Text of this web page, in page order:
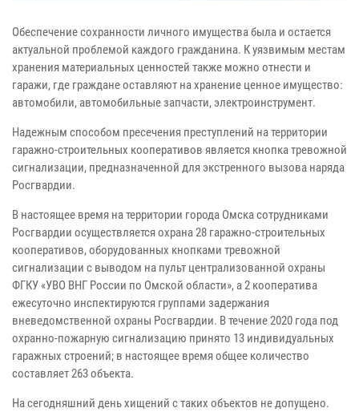
Обеспечение сохранности личного имущества была и остается
актуальной проблемой каждого гражданина. К уязвимым местам
хранения материальных ценностей также можно отнести и
гаражи, где граждане оставляют на хранение ценное имущество:
автомобили, автомобильные запчасти, электроинструмент.
Надежным способом пресечения преступлений на территории
гаражно-строительных кооперативов является кнопка тревожной
сигнализации, предназначенной для экстренного вызова наряда
Росгвардии.
В настоящее время на территории города Омска сотрудниками
Росгвардии осуществляется охрана 28 гаражно-строительных
кооперативов, оборудованных кнопками тревожной
сигнализации с выводом на пульт централизованной охраны
ФГКУ «УВО ВНГ России по Омской области», а 2 кооператива
ежесуточно инспектируются группами задержания
вневедомственной охраны Росгвардии. В течение 2020 года под
охранно-пожарную сигнализацию принято 13 индивидуальных
гаражных строений; в настоящее время общее количество
составляет 263 объекта.
На сегодняшний день хищений с таких объектов не допущено.